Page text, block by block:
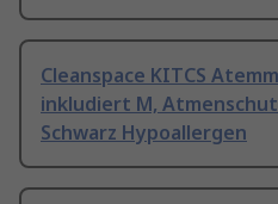
Cleanspace KITCS
inkludiert M,
Schwarz Hypoallergen